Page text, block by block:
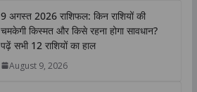
9 अगस्त 2026 राशिफल: किन राशियों की
चमकेगी किस्मत और किसे रहना होगा सावधान?
पढ़ें सभी 12 राशियों का हाल
August 9, 2026